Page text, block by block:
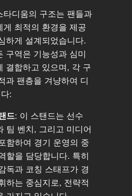
타디움의 구조는 팬들과
게 최적의 환경을 제공
하게 설계되었습니다.
구역은 기능성과 심미
결합하고 있으며, 각 구
과 팬층을 겨냥하여 디
:
드: 이 스탠드는 선수
팀 벤치, 그리고 미디어
함하여 경기 운영의 중
할을 담당합니다. 특히
독과 코칭 스태프가 경
하는 중심지로, 전략적